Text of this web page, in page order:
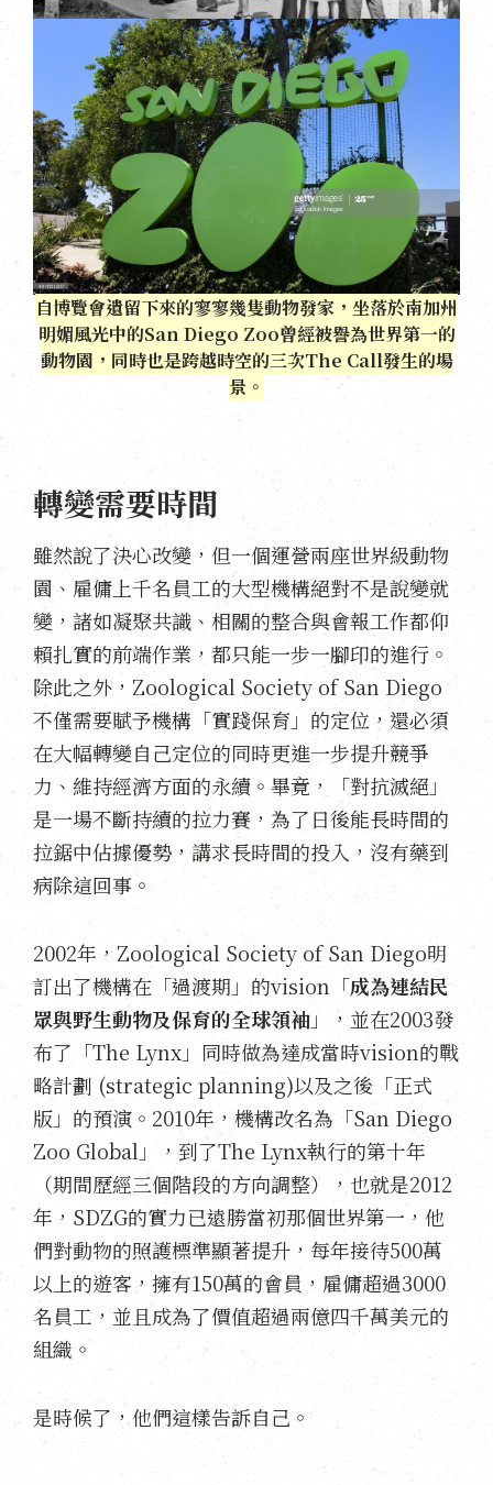
自博覽會遺留下來的寥寥幾隻動物發家，坐落於南加州
明媚風光中的San Diego Zoo曾經被譽為世界第一的
動物園，同時也是跨越時空的三次The Call發生的場
景。
轉變需要時間
雖然說了決心改變，但一個運營兩座世界級動物
園、雇傭上千名員工的大型機構絕對不是說變就
變，諸如凝聚共識、相關的整合與會報工作都仰
賴扎實的前端作業，都只能一步一腳印的進行。
除此之外，Zoological Society of San Diego
不僅需要賦予機構「實踐保育」的定位，還必須
在大幅轉變自己定位的同時更進一步提升競爭
力、維持經濟方面的永續。畢竟，「對抗滅絕」
是一場不斷持續的拉力賽，為了日後能長時間的
拉鋸中佔據優勢，講求長時間的投入，沒有藥到
病除這回事。
2002年，Zoological Society of San Diego明
訂出了機構在「過渡期」的vision「成為連結民
眾與野生動物及保育的全球領袖」，並在2003發
布了「The Lynx」同時做為達成當時vision的戰
略計劃 (strategic planning)以及之後「正式
版」的預演。2010年，機構改名為「San Diego
Zoo Global」，到了The Lynx執行的第十年
（期間歷經三個階段的方向調整），也就是2012
年，SDZG的實力已遠勝當初那個世界第一，他
們對動物的照護標準顯著提升，每年接待500萬
以上的遊客，擁有150萬的會員，雇傭超過3000
名員工，並且成為了價值超過兩億四千萬美元的
組織。
是時候了，他們這樣告訴自己。